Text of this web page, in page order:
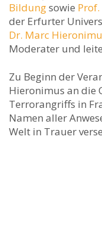
Bildungsowie
der Erfurter
Dr. Marc
Moderater und
Zu Beginn der
Hieronimus an die
Terrorangriffs in
Namen aller
Welt in Trauer